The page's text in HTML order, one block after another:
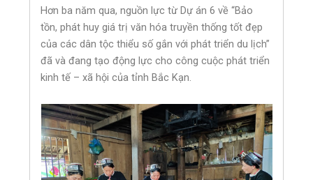
Hơn ba năm qua, nguồn lực từ Dự án 6 về “Bảo
tồn, phát huy giá trị văn hóa truyền thống tốt đẹp
của các dân tộc thiểu số gắn với phát triển du lịch”
đã và đang tạo động lực cho công cuộc phát triển
kinh tế – xã hội của tỉnh Bắc Kạn.